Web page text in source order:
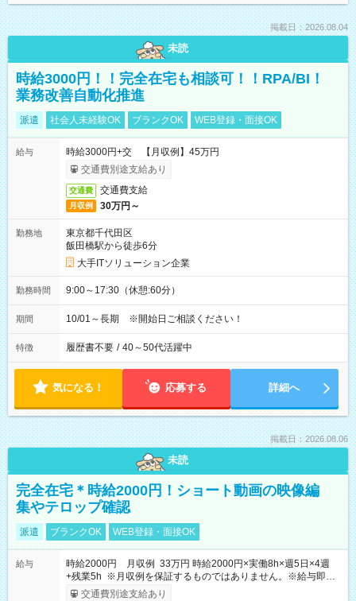
掲載日：2026.08.04
未読
時給3000円！！完全在宅も相談可！！RPA/BI！
業務改善自動化推進
派遣 社会人未経験OK ブランクOK WEB登録・面接OK
給与
時給3000円+交 【月収例】45万円
交通費別途支給あり
交通費 交通費支給
月収例 30万円～
勤務地
東京都千代田区
飯田橋駅から徒歩6分
大手ITソリューション企業
勤務時間 9:00～17:30（休憩:60分）
期間 10/01～長期 ※開始日ご相談ください！
特徴 履歴書不要 / 40～50代活躍中
気になる！ 応募する 詳細へ
掲載日：2026.08.06
未読
完全在宅＊時給2000円！ショート動画の映像編
集やテロップ確認
派遣 ブランクOK WEB登録・面接OK
給与
時給2000円 月収例 33万円 時給2000円×実働8h×週5日×4週
+残業5h ※月収例を保証するものではありません。※給与即受
取りサービス利用可（利用条件有）
交通費別途支給あり